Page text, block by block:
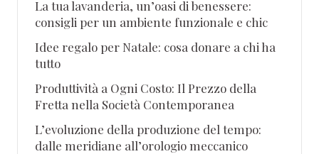
La tua lavanderia, un’oasi di benessere:
consigli per un ambiente funzionale e chic
Idee regalo per Natale: cosa donare a chi ha
tutto
Produttività a Ogni Costo: Il Prezzo della
Fretta nella Società Contemporanea
L’evoluzione della produzione del tempo:
dalle meridiane all’orologio meccanico